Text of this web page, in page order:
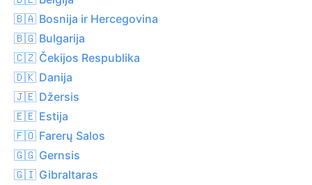
🇧🇦 Bosnija ir Hercegovina
🇧🇬 Bulgarija
🇨🇿 Čekijos Respublika
🇩🇰 Danija
🇯🇪 Džersis
🇪🇪 Estija
🇫🇴 Farerų Salos
🇬🇬 Gernsis
🇬🇮 Gibraltaras